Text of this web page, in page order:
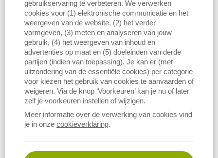
Download figuur (PNG)
Onderstaande grafiek geeft de evolutie weer van zowel het aantal
gewonnen embryo’s in vivo versus het aantal ingeplante embryo’s
en het aantal merries die uiteindelijk drachtig zijn, als het aantal in
aantal drachtige merries. Op deze manier is het mogelijk om de
succesratio van beide technieken te vergelijken.
gebruikservaring te verbeteren. We verwerken
cookies voor (1) elektronische communicatie en het
weergeven van de website, (2) het verder
vormgeven, (3) meten en analyseren van jouw
gebruik, (4) het weergeven van inhoud en
advertenties op maat en (5) doeleinden van derde
partijen (indien van toepassing). Je kan er (met
uitzondering van de essentiële cookies) per categorie
voor kiezen het gebruik van cookies te aanvaarden of
weigeren. Via de knop ‘Voorkeuren’ kan je nu of later
zelf je voorkeuren instellen of wijzigen.
Meer informatie over de verwerking van cookies vind
je in onze cookieverklaring.